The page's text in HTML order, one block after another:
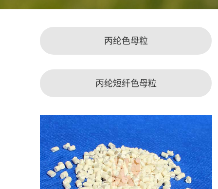
丙纶色母粒
丙纶短纤色母粒